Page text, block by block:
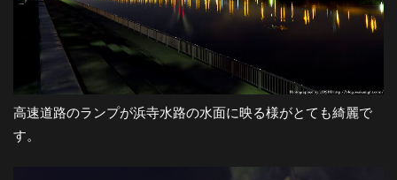
景
高速道路のランプが浜寺水路の水面に映る様がとても綺麗で
す。